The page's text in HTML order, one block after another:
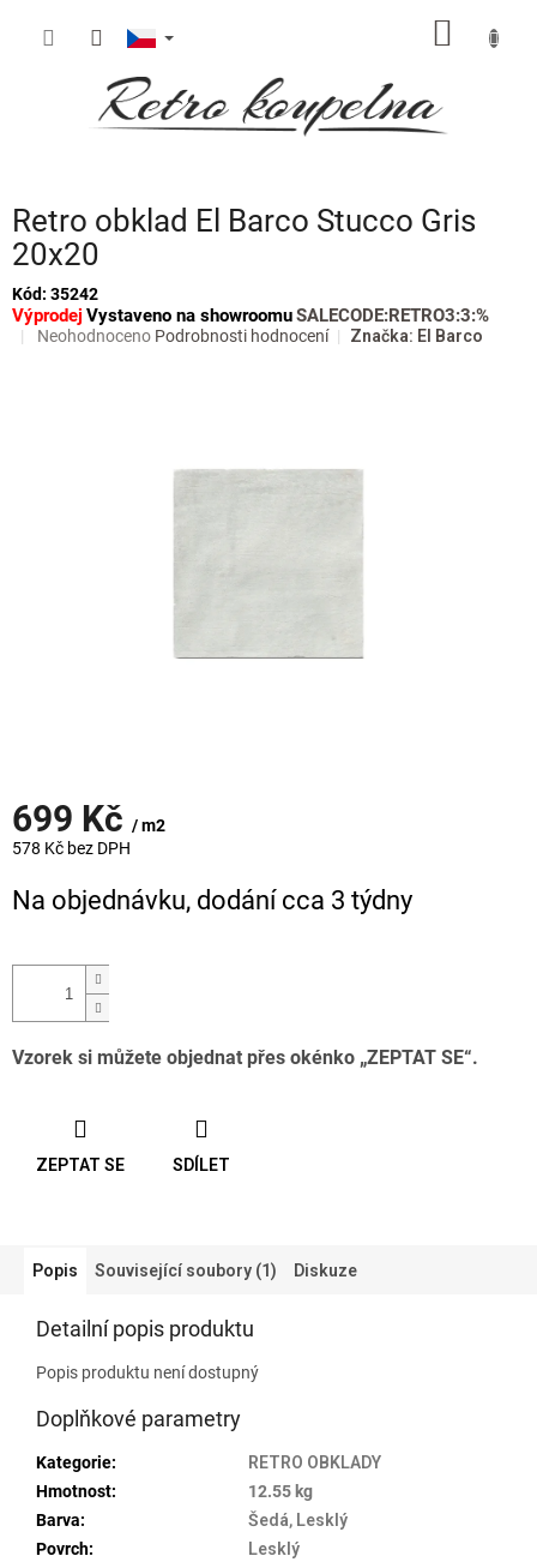
Retro obklad El Barco Stucco Gris
20x20
Kód: 35242
Výprodej Vystaveno na showroomuSALECODE:RETRO3:3:%
Průměrné
Neohodnoceno Podrobnosti hodnocení Značka: El Barco
699 Kč / m2
578 Kč bez DPH
cena:
Na objednávku, dodání cca 3 týdny
Vzorek si můžete objednat přes okénko „ZEPTAT SE“.
ZEPTAT SE SDÍLET
Popis Související soubory (1) Diskuze
Detailní popis produktu
Popis produktu není dostupný
Doplňkové parametry
Kategorie:
RETRO OBKLADY
Hmotnost:
12.55 kg
Barva: Šedá, Lesklý
Povrch:
Lesklý